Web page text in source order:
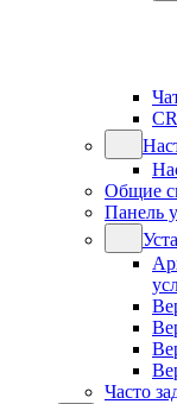
Общие
Панель
Часто